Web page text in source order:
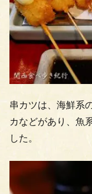
串カツは、海鮮系
カなどがあり、魚
した。